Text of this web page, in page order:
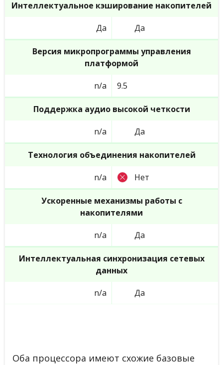
Интеллектуальное кэширование накопителей
Да Да
Версия микропрограммы управления
платформой
n/a 9.5
Поддержка аудио высокой четкости
n/a Да
Технология объединения накопителей
n/a Нет
Ускоренные механизмы работы с
накопителями
n/a Да
Интеллектуальная синхронизация сетевых
данных
n/a Да
Оба процессора имеют схожие базовые